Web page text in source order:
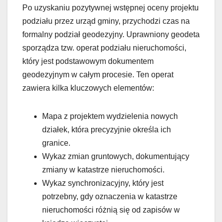
Po uzyskaniu pozytywnej wstępnej oceny projektu
podziału przez urząd gminy, przychodzi czas na
formalny podział geodezyjny. Uprawniony geodeta
sporządza tzw. operat podziału nieruchomości,
który jest podstawowym dokumentem
geodezyjnym w całym procesie. Ten operat
zawiera kilka kluczowych elementów:
Mapa z projektem wydzielenia nowych
działek, która precyzyjnie określa ich
granice.
Wykaz zmian gruntowych, dokumentujący
zmiany w katastrze nieruchomości.
Wykaz synchronizacyjny, który jest
potrzebny, gdy oznaczenia w katastrze
nieruchomości różnią się od zapisów w